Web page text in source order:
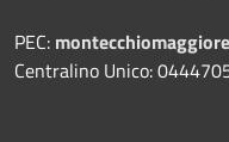
PEC:
Centralino Unico: